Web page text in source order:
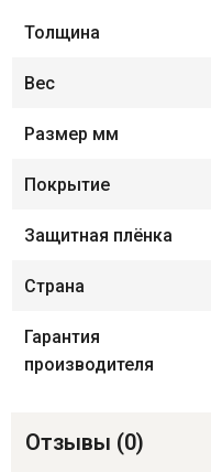
Толщина
Вес
Размер мм
Покрытие
Защитная плёнка
Страна
Гарантия
производителя
Отзывы (0)